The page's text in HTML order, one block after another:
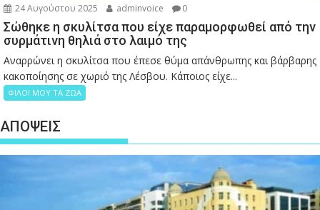
24 Αυγούστου 2025 adminvoice 0
Σώθηκε η σκυλίτσα που είχε παραμορφωθεί από την
συρμάτινη θηλιά στο λαιμό της
Αναρρώνει η σκυλίτσα που έπεσε θύμα απάνθρωπης και βάρβαρης
κακοποίησης σε χωριό της Λέσβου. Κάποιος είχε...
ΦΙΛΟΙ ΜΟΥ ΤΑ ΖΩΑ
ΑΠΟΨΕΙΣ